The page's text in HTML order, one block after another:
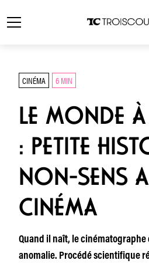
CINÉMA 6 MIN
LE MONDE À
: PETITE
NON-SENS
CINÉMA
Quand il naît, le cinématographe
anomalie. Procédé scientifique